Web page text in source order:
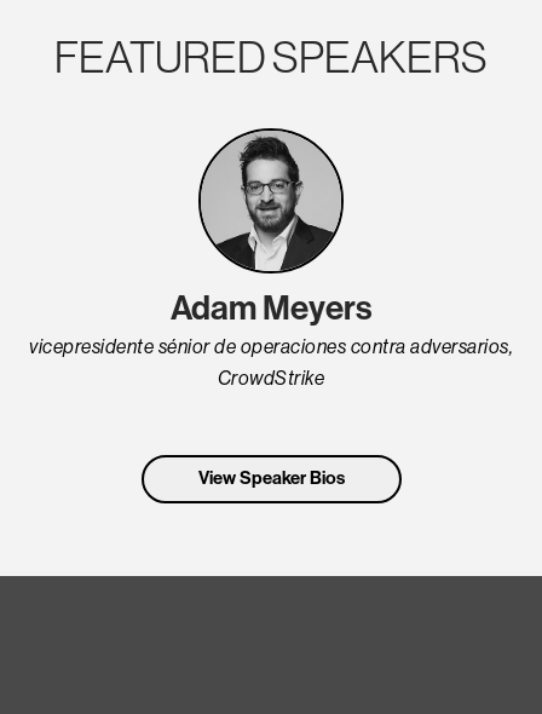
FEATURED SPEAKERS
Adam Meyers
vicepresidente sénior de operaciones contra adversarios,
CrowdStrike
View Speaker Bios